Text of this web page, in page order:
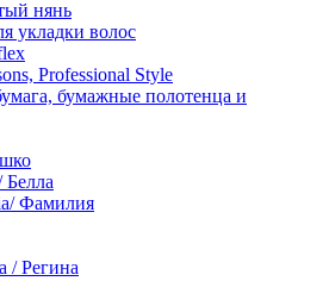
нянь
укладки волос
Professional Style
бумажные полотенца и
Белла
Фамилия
/ Регина